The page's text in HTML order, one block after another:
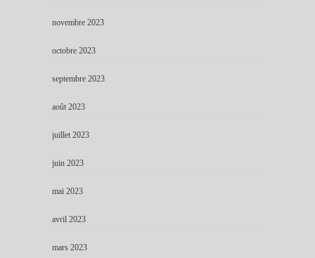
novembre 2023
octobre 2023
septembre 2023
août 2023
juillet 2023
juin 2023
mai 2023
avril 2023
mars 2023